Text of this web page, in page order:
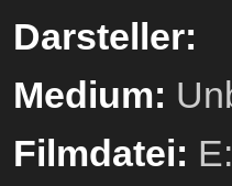
Darsteller:
Medium:
Filmdatei: